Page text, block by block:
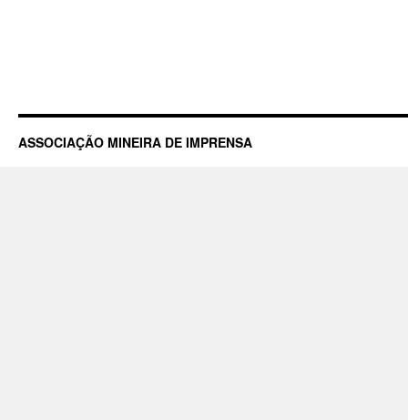
ASSOCIAÇÃO MINEIRA DE IMPRENSA